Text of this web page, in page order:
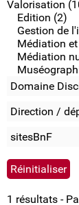
Valorisation
Edition (2)
Gestion de
Médiation
Médiation
Domaine
Direction /
sitesBnF
1 résultats -